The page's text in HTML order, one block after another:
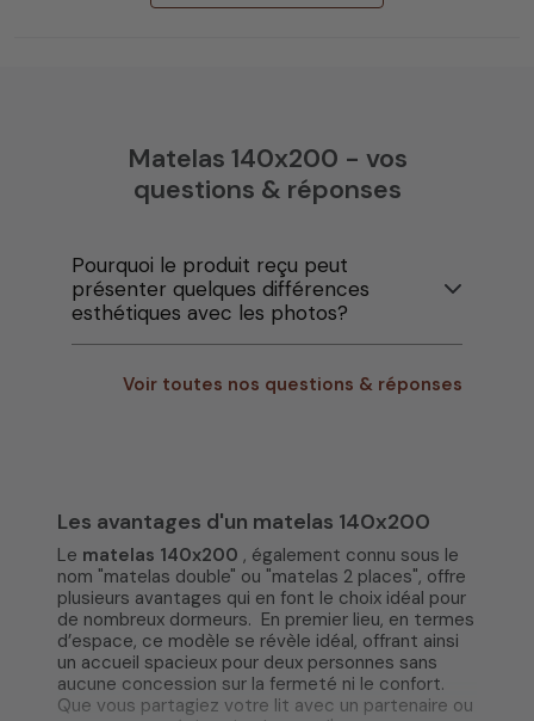
Matelas 140x200 - vos
questions & réponses
Pourquoi le produit reçu peut
présenter quelques différences
esthétiques avec les photos?
Voir toutes nos questions & réponses
Les avantages d'un matelas 140x200
Le matelas 140x200 , également connu sous le
nom "matelas double" ou "matelas 2 places", offre
plusieurs avantages qui en font le choix idéal pour
de nombreux dormeurs. En premier lieu, en termes
d’espace, ce modèle se révèle idéal, offrant ainsi
un accueil spacieux pour deux personnes sans
aucune concession sur la fermeté ni le confort.
Que vous partagiez votre lit avec un partenaire ou